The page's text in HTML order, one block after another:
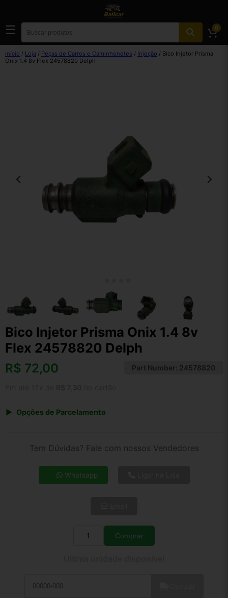
☰ 0
Início / Loja / Peças de Carros e Caminhonetes / Injeção / Bico Injetor Prisma
Onix 1.4 8v Flex 24578820 Delph
Bico Injetor Prisma Onix 1.4 8v
Flex 24578820 Delph
R$ 72,00 Part Number: 24578820
Opções de Parcelamento
4x de R$ 19,95
5x de R$ 16,17
Tem Dúvidas? Fale com nossos Vendedores
Whatsapp
Quantidade
Comprar